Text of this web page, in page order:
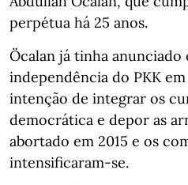
perpétua há 25 anos.
Öcalan já tinha anunciado
independência do PKK
intenção de integrar os
democrática e depor as
abortado em 2015 e os
intensificaram-se.